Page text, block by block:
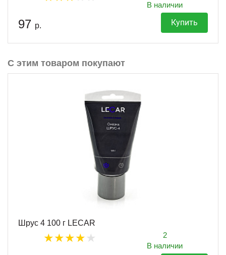
В наличии
97 р. Купить
С этим товаром покупают
Шрус 4 100 г LECAR
2
В наличии